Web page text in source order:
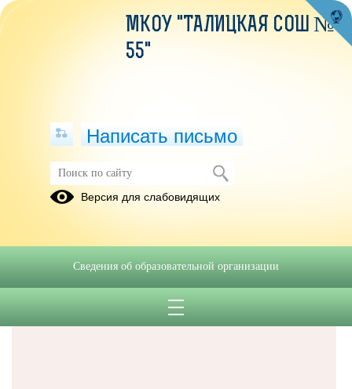
МКОУ "ТАЛИЦКАЯ СОШ №
55"
Написать письмо
Версия для слабовидящих
Сведения об образовательной организации